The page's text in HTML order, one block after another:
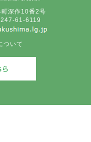
深作10番2号
61-6119
ついて